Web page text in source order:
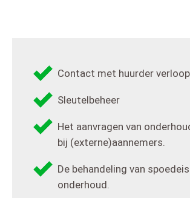
Contact met huurder
Sleutelbeheer
Het aanvragen van
bij (externe)aannemers.
De behandeling van
onderhoud.